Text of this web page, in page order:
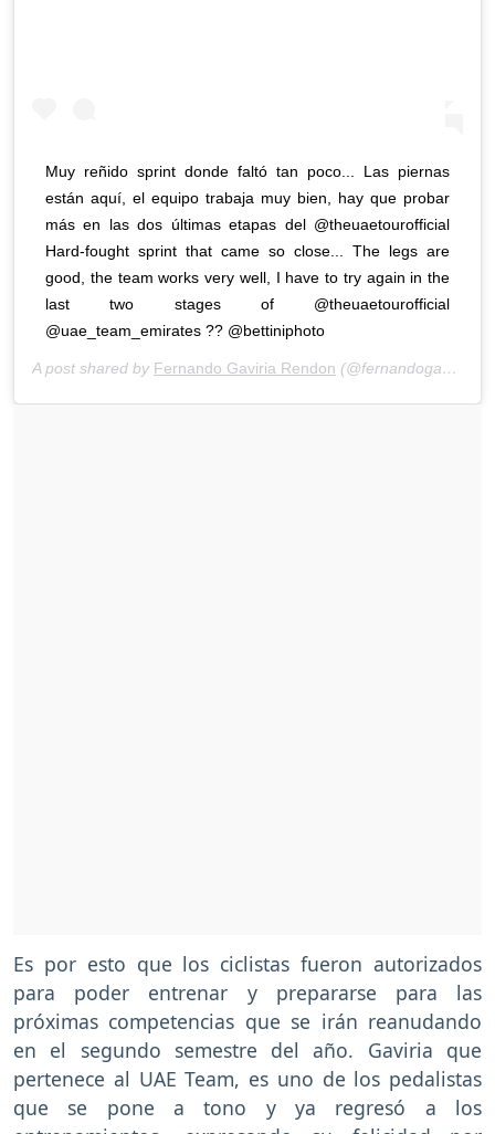
Muy reñido sprint donde faltó tan poco... Las piernas
están aquí, el equipo trabaja muy bien, hay que probar
más en las dos últimas etapas del @theuaetourofficial
Hard-fought sprint that came so close... The legs are
good, the team works very well, I have to try again in the
last two stages of @theuaetourofficial
@uae_team_emirates ?? @bettiniphoto
A post shared by Fernando Gaviria Rendon (@fernandogaviriarendon) on
Es por esto que los ciclistas fueron autorizados
para poder entrenar y prepararse para las
próximas competencias que se irán reanudando
en el segundo semestre del año. Gaviria que
pertenece al UAE Team, es uno de los pedalistas
que se pone a tono y ya regresó a los